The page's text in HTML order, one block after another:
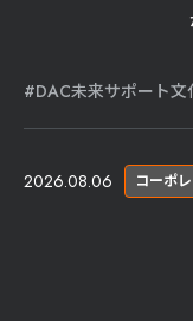
DAC未来サポート文
コーポ
2026.08.06